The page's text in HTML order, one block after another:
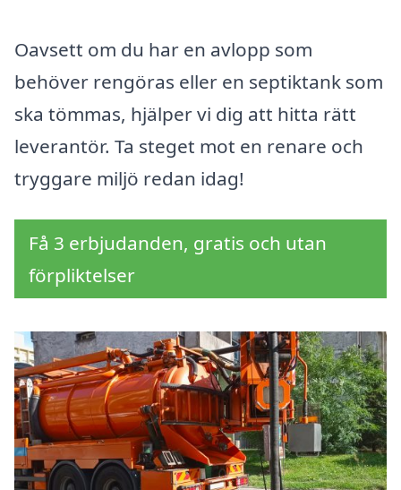
Oavsett om du har en avlopp som
behöver rengöras eller en septiktank som
ska tömmas, hjälper vi dig att hitta rätt
leverantör. Ta steget mot en renare och
tryggare miljö redan idag!
Få 3 erbjudanden, gratis och utan
förpliktelser